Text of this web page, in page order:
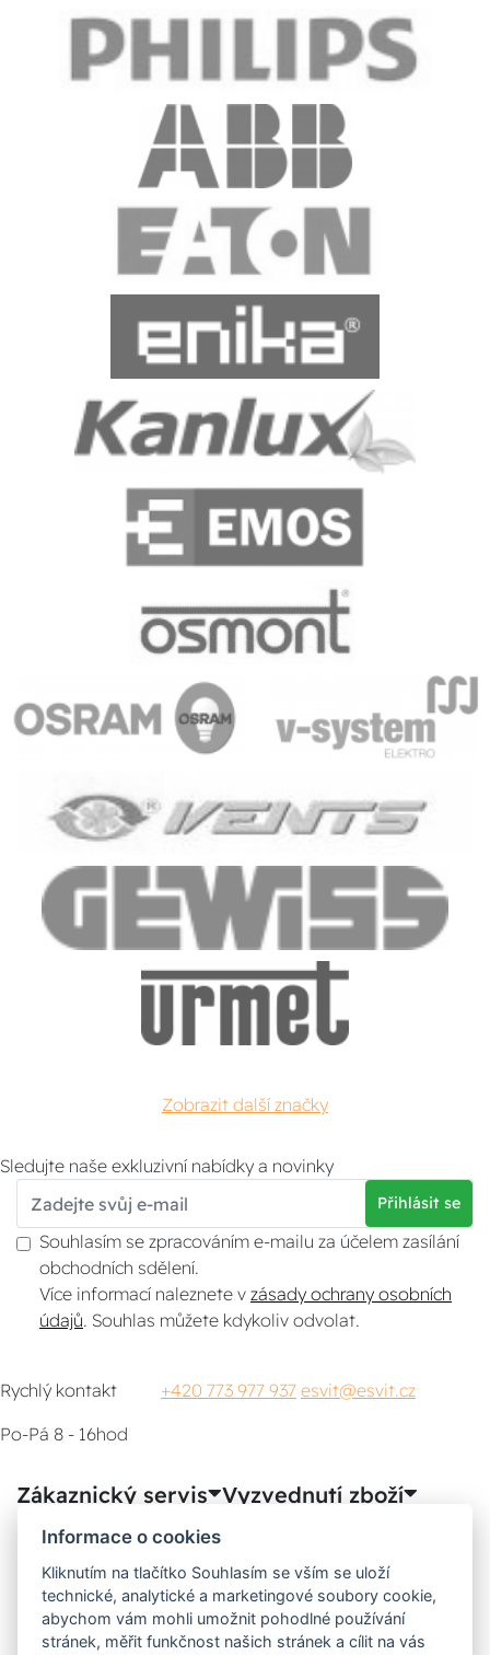
Zobrazit další značky
Sledujte naše exkluzivní nabídky a novinky
Přihlásit se
Souhlasím se zpracováním e-mailu za účelem zasílání
obchodních sdělení.
Více informací naleznete v zásady ochrany osobních
údajů . Souhlas můžete kdykoliv odvolat.
Rychlý kontakt +420 773 977 937 esvit@esvit.cz
Po-Pá 8 - 16hod
Zákaznický servis Vyzvednutí zboží
Poradna
Možnosti dopravy
Informace o cookies
Kliknutím na tlačítko Souhlasím se vším se uloží
technické, analytické a marketingové soubory cookie,
abychom vám mohli umožnit pohodlné používání
stránek, měřit funkčnost našich stránek a cílit na vás